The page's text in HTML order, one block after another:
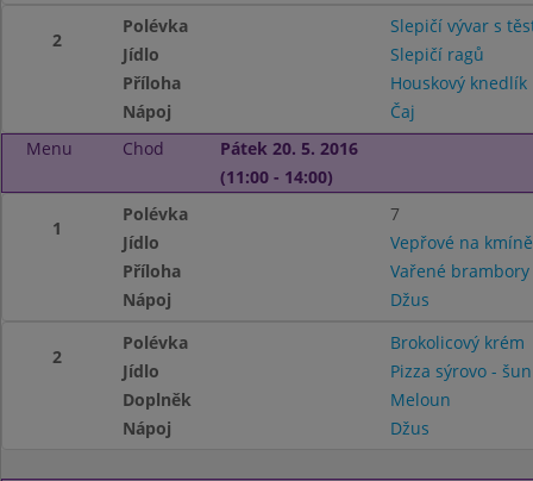
2
Polévka
Slepičí vývar s
Jídlo
Slepičí ragů
Příloha
Houskový knedlík
Nápoj
Čaj
Menu
Chod
Pátek 20. 5. 2016
(11:00 - 14:00)
1
Polévka
7
Jídlo
Vepřové na
Příloha
Vařené brambory
Nápoj
Džus
2
Polévka
Brokolicový krém
Jídlo
Pizza sýrovo -
Doplněk
Meloun
Nápoj
Džus